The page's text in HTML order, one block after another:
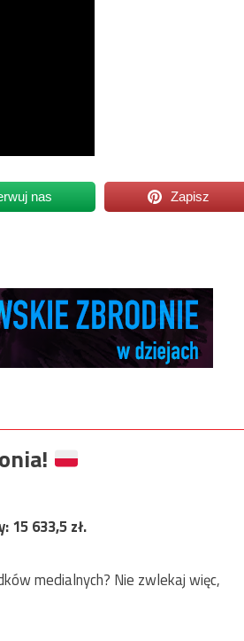
nas Zapisz
15 633,5zł.
medialnych? Nie zwlekaj więc,